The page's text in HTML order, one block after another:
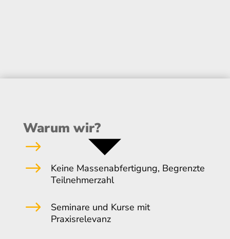
Warum wir?
$
$
Keine Massenabfertigung, Begrenzte
Teilnehmerzahl
$
Seminare und Kurse mit
Praxisrelevanz